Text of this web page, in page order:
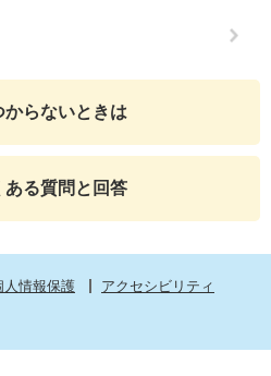
からないときは
ある質問と回答
人情報保護
アクセシビリティ